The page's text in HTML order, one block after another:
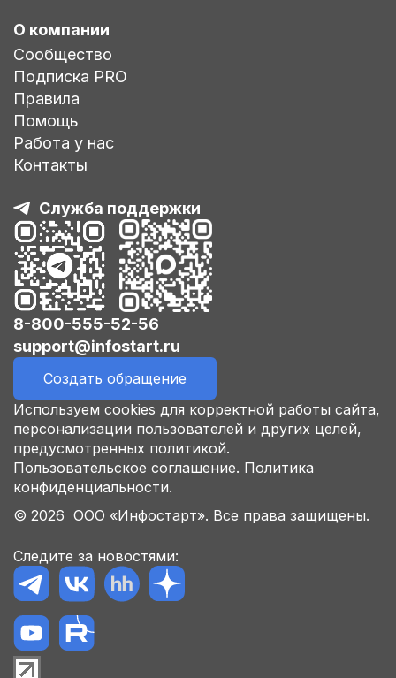
О компании
Сообщество
Подписка PRO
Правила
Помощь
Работа у нас
Контакты
Служба поддержки
8-800-555-52-56
support@infostart.ru
Создать обращение
Используем cookies для корректной работы сайта,
персонализации пользователей и других целей,
предусмотренных политикой.
Пользовательское соглашение. Политика
конфиденциальности.
© 2026 ООО «Инфостарт». Все права защищены.
Следите за новостями: